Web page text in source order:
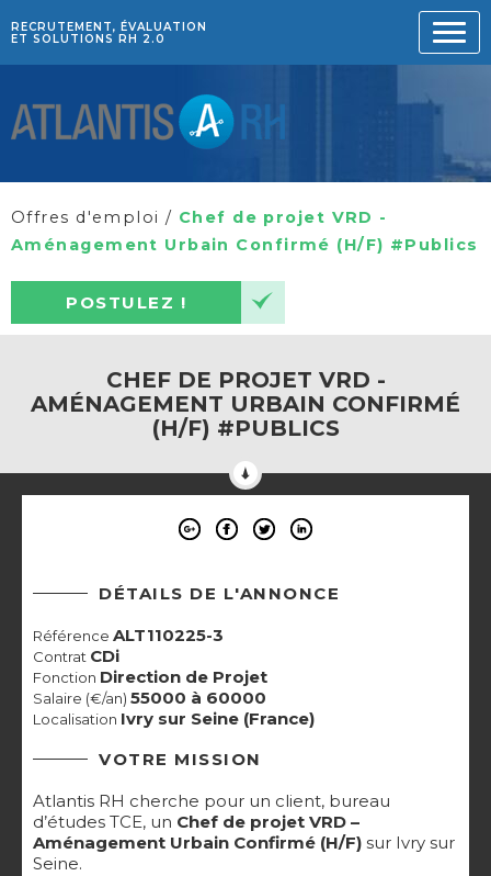
RECRUTEMENT, ÉVALUATION
ET SOLUTIONS RH 2.0
Offres d'emploi / Chef de projet VRD -
Aménagement Urbain Confirmé (H/F) #Publics
POSTULEZ !
CHEF DE PROJET VRD -
AMÉNAGEMENT URBAIN CONFIRMÉ
(H/F) #PUBLICS
DÉTAILS DE L'ANNONCE
Référence ALT110225-3
Contrat CDi
Fonction Direction de Projet
Salaire (€/an) 55000 à 60000
Localisation Ivry sur Seine (France)
VOTRE MISSION
Atlantis RH cherche pour un client, bureau
d’études TCE, un Chef de projet VRD –
Aménagement Urbain Confirmé (H/F) sur Ivry sur
Seine.